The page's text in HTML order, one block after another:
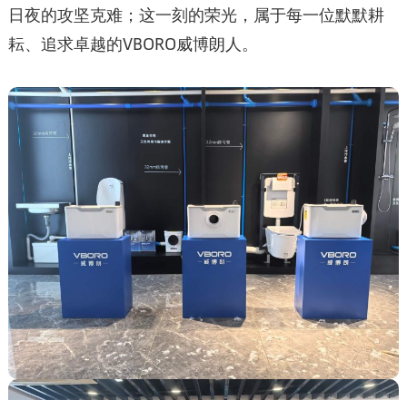
日夜的攻坚克难；这一刻的荣光，属于每一位默默耕
耘、追求卓越的VBORO威博朗人。